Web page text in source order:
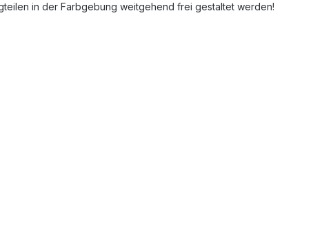
in der Farbgebung weitgehend frei gestaltet werden!